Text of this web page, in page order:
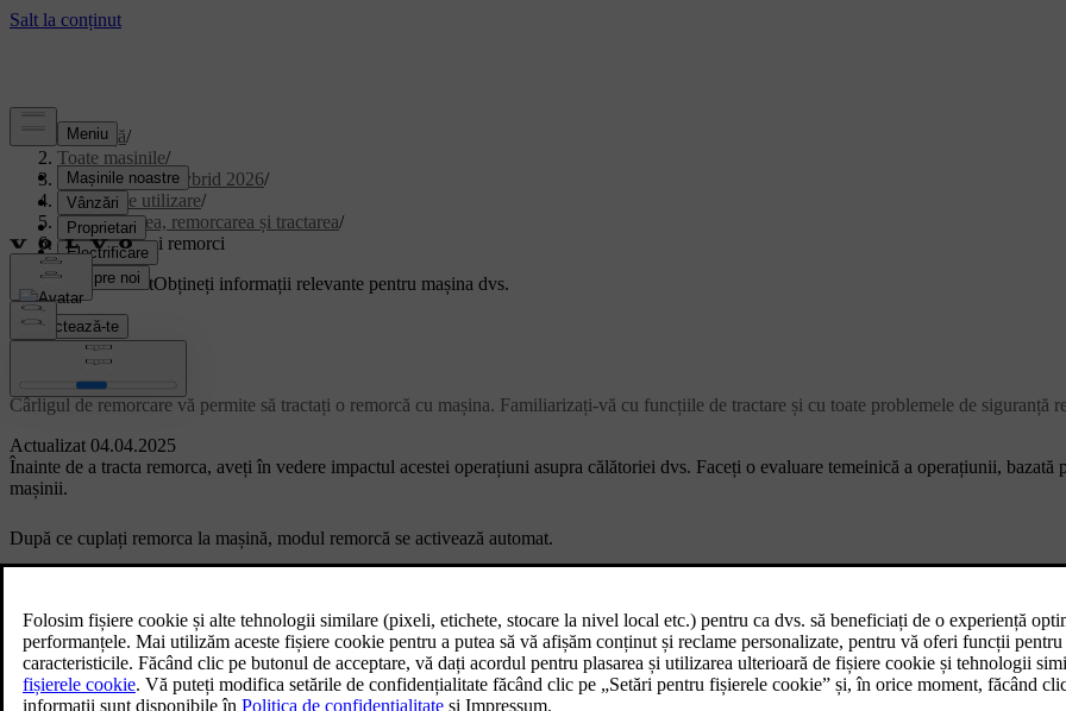
Asistență/
Toate mașinile/
XC90 Plug-in Hybrid 2026/
Manual de utilizare/
Depozitarea, remorcarea și tractarea/
Tractarea unei remorci
Suport personalizatObțineți informații relevante pentru mașina dvs.
Conectează-te
Actualizat 04.04.2025
Tractarea unei remorci
Cârligul de remorcare vă permite să tractați o remorcă cu mașina. Familiarizați-vă cu funcțiile de tractare și cu toate problemele de siguranță
Înainte de a tracta remorca, aveți în vedere impactul acestei operațiuni asupra călătoriei dvs. Faceți o evaluare temeinică a operațiunii, bazată
mașinii.
După ce cuplați remorca la mașină, modul remorcă se activează automat.
și consumul de energie. Atunci când tractați o remorcă, trebuie să vă așteptați la o reducere considerabilă a autonomiei.
Tractați doar remorci în stare corespunzătoare de funcționare, care respectă reglementările locale.
Nu uitați să citiți secțiunea separată care prezintă recomandările privind încărcarea.